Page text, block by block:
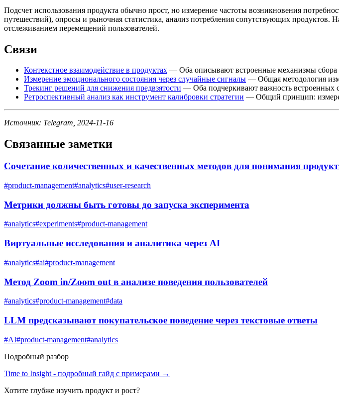
Подсчет использования продукта обычно прост, но измерение частоты возникновения
путешествий), опросы и рыночная статистика, анализ потребления сопутствующих
отслеживанием перемещений пользователей.
Связи
Контекстное взаимодействие в продуктах — Оба описывают встроенные механизмы сбора
Измерение эмоционального состояния через случайные сигналы — Общая методология
Трекинг решений для снижения предвзятости — Оба подчеркивают важность встроенных
Ретроспективный анализ как инструмент калибровки стратегии — Общий принцип:
Источник: Telegram, 2024-11-16
Связанные заметки
Сочетание количественных и качественных методов для понимания
#product-management#analytics#user-research
Метрики должны быть готовы до запуска эксперимента
#analytics#experiments#product-management
Виртуальные исследования и аналитика через AI
#analytics#ai#product-management
Метод Zoom in/Zoom out в анализе поведения пользователей
#analytics#product-management#data
LLM предсказывают покупательское поведение через текстовые ответы
#AI#product-management#analytics
Подробный разбор
Time to Insight - подробный гайд с примерами →
Хотите глубже изучить продукт и рост?